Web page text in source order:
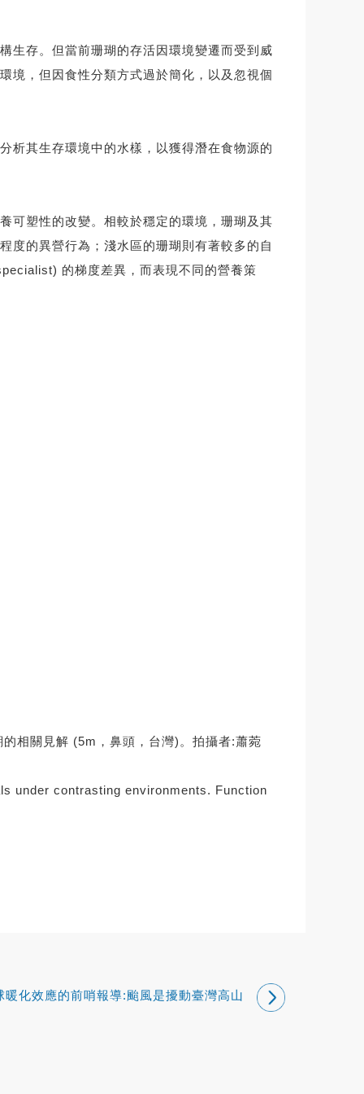
生存。但當前珊瑚的存活因環境變遷而受到威
境，但因食性分類方式過於簡化，以及忽視個
析其生存環境中的水樣，以獲得潛在食物源的
可塑性的改變。相較於穩定的環境，珊瑚及其
度的異營行為；淺水區的珊瑚則有著較多的自
的梯度差異，而表現不同的營養策
相關見解 (5m，鼻頭，台灣)。拍攝者:蕭菀
under contrasting environments. Function
暖化效應的前哨報導:颱風是擾動臺灣高山